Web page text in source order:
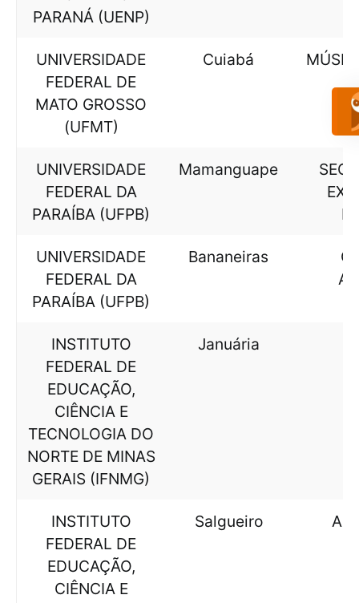
PARANÁ (UENP)
UNIVERSIDADE
FEDERAL DE
MATO GROSSO
(UFMT)
Cuiabá
UNIVERSIDADE
FEDERAL DA
PARAÍBA (UFPB)
Mamanguape
UNIVERSIDADE
FEDERAL DA
PARAÍBA (UFPB)
Bananeiras
INSTITUTO
FEDERAL DE
EDUCAÇÃO,
CIÊNCIA E
TECNOLOGIA DO
NORTE DE MINAS
GERAIS (IFNMG)
Januária
INSTITUTO
FEDERAL DE
EDUCAÇÃO,
CIÊNCIA E
Salgueiro